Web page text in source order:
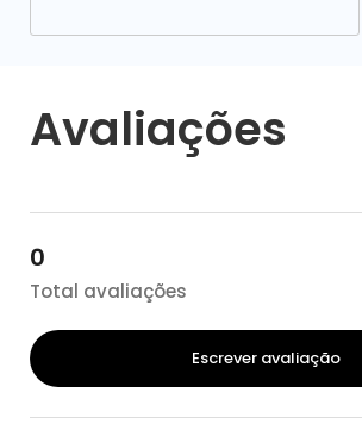
Avaliações
0
Total avaliações
Escrever avaliação